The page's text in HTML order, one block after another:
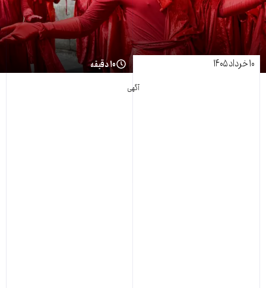
۱۰ خرداد ۱۴۰۵ ۱۰ دقیقه
آگهی